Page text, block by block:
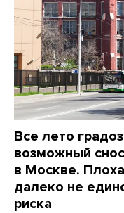
Все лето
возможный
в Москве.
далеко не
риска